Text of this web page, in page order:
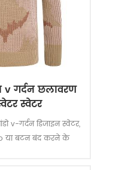
गर्दन छलावरण
स्वेटर
v-गर्दन डिजाइन स्वेटर,
या बटन बंद करने के